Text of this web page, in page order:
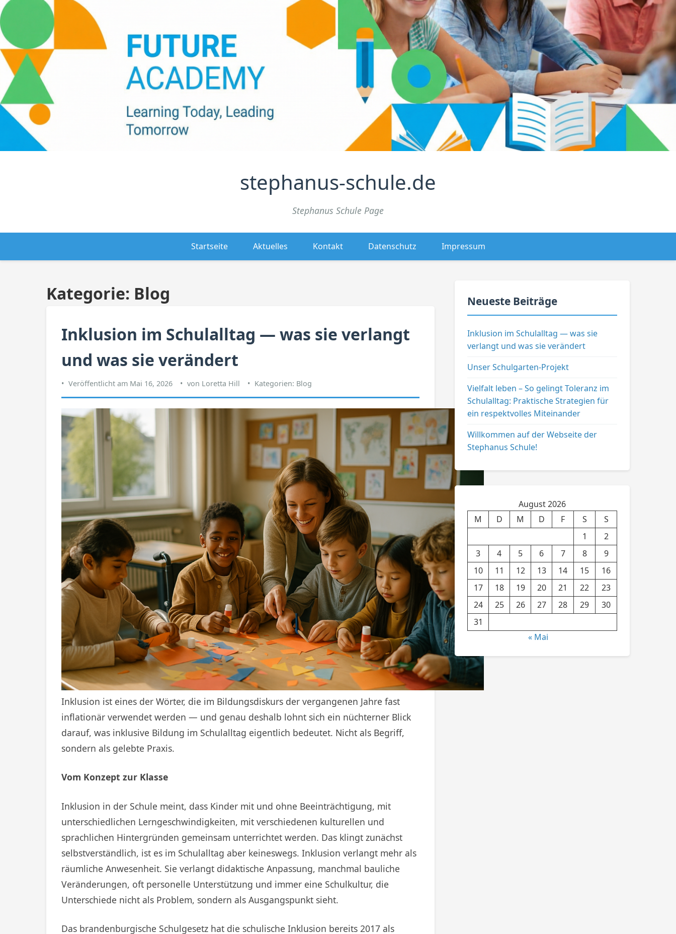
stephanus-schule.de
Stephanus Schule Page
Startseite Aktuelles Kontakt Datenschutz Impressum
Kategorie: Blog
Inklusion im Schulalltag — was sie verlangt
und was sie verändert
Veröffentlicht am Mai 16, 2026 von Loretta Hill Kategorien: Blog
Inklusion ist eines der Wörter, die im Bildungsdiskurs der vergangenen Jahre fast
inflationär verwendet werden — und genau deshalb lohnt sich ein nüchterner Blick
darauf, was inklusive Bildung im Schulalltag eigentlich bedeutet. Nicht als Begriff,
sondern als gelebte Praxis.
Vom Konzept zur Klasse
Inklusion in der Schule meint, dass Kinder mit und ohne Beeinträchtigung, mit
unterschiedlichen Lerngeschwindigkeiten, mit verschiedenen kulturellen und
sprachlichen Hintergründen gemeinsam unterrichtet werden. Das klingt zunächst
selbstverständlich, ist es im Schulalltag aber keineswegs. Inklusion verlangt mehr als
räumliche Anwesenheit. Sie verlangt didaktische Anpassung, manchmal bauliche
Veränderungen, oft personelle Unterstützung und immer eine Schulkultur, die
Unterschiede nicht als Problem, sondern als Ausgangspunkt sieht.
Das brandenburgische Schulgesetz hat die schulische Inklusion bereits 2017 als
Neueste Beiträge
Inklusion im Schulalltag — was sie
verlangt und was sie verändert
Unser Schulgarten-Projekt
Vielfalt leben – So gelingt Toleranz im
Schulalltag: Praktische Strategien für
ein respektvolles Miteinander
Willkommen auf der Webseite der
Stephanus Schule!
August 2026
M
D M D F S
S
1
2
3
4 5 6 7 8
9
10
11 12 13 14 15
16
17
18 19 20 21 22
23
24
25 26 27 28 29
30
31
« Mai